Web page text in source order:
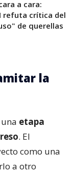
a cara:
refuta crítica del
de querellas
la
etapa
. El
como una
a otro